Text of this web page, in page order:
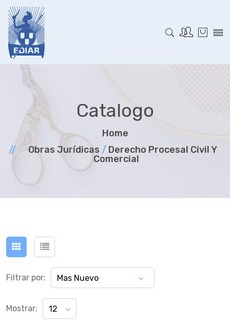
Catalogo
Home
Obras Jurí­dicas / Derecho Procesal Civil Y
Comercial
Filtrar por: Mas Nuevo
Mostrar: 12